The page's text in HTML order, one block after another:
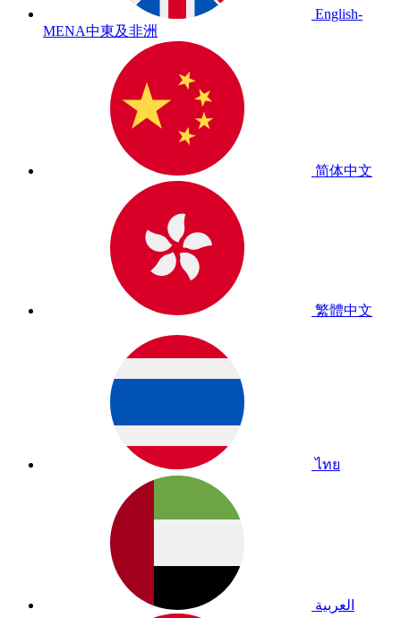
English-
MENA中東及非洲
简体中文
繁體中文
ไทย
العربية